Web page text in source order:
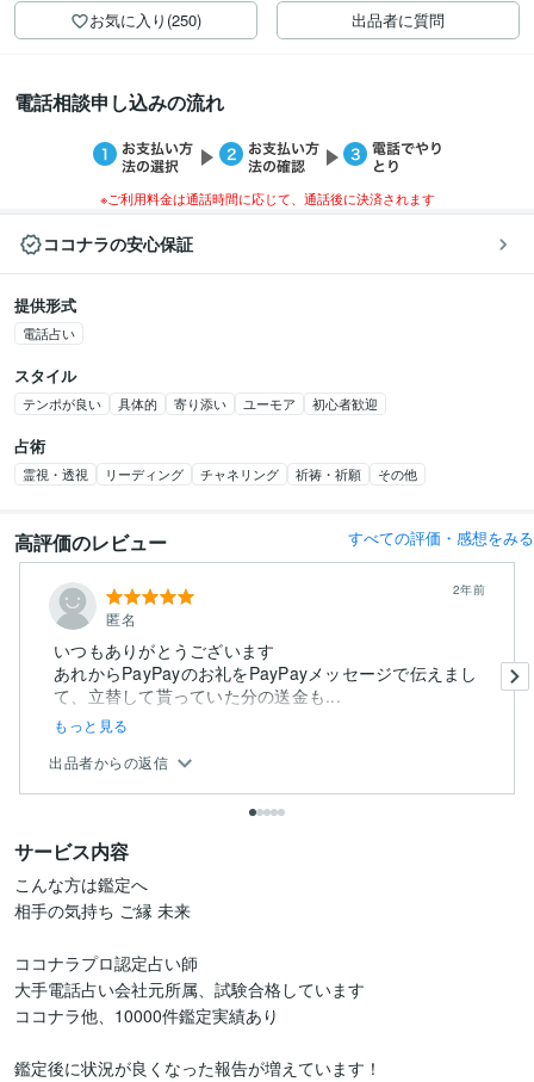
お気に入り(250) 出品者に質問
電話相談申し込みの流れ
※ご利用料金は通話時間に応じて、通話後に決済されます
ココナラの安心保証
提供形式
電話占い
スタイル
テンポが良い 具体的 寄り添い ユーモア 初心者歓迎
占術
霊視・透視 リーディング チャネリング 祈祷・祈願 その他
高評価のレビュー すべての評価・感想をみる
匿名
2年前
いつもありがとうございます
あれからPayPayのお礼をPayPayメッセージで伝えまし
て、立替して貰っていた分の送金も...
もっと見る
出品者からの返信
サービス内容
こんな方は鑑定へ
相手の気持ち ご縁 未来
ココナラプロ認定占い師
大手電話占い会社元所属、試験合格しています
ココナラ他、10000件鑑定実績あり
鑑定後に状況が良くなった報告が増えています！